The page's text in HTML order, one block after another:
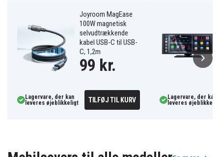
Joyroom MagEase
100W magnetisk
selvudtrækkende
kabel USB-C til USB-
C, 1,2m
99 kr.
Lagervare, der kan
leveres øjeblikkeligt
TILFØJ TIL KURV
Lagervare, der kan
leveres